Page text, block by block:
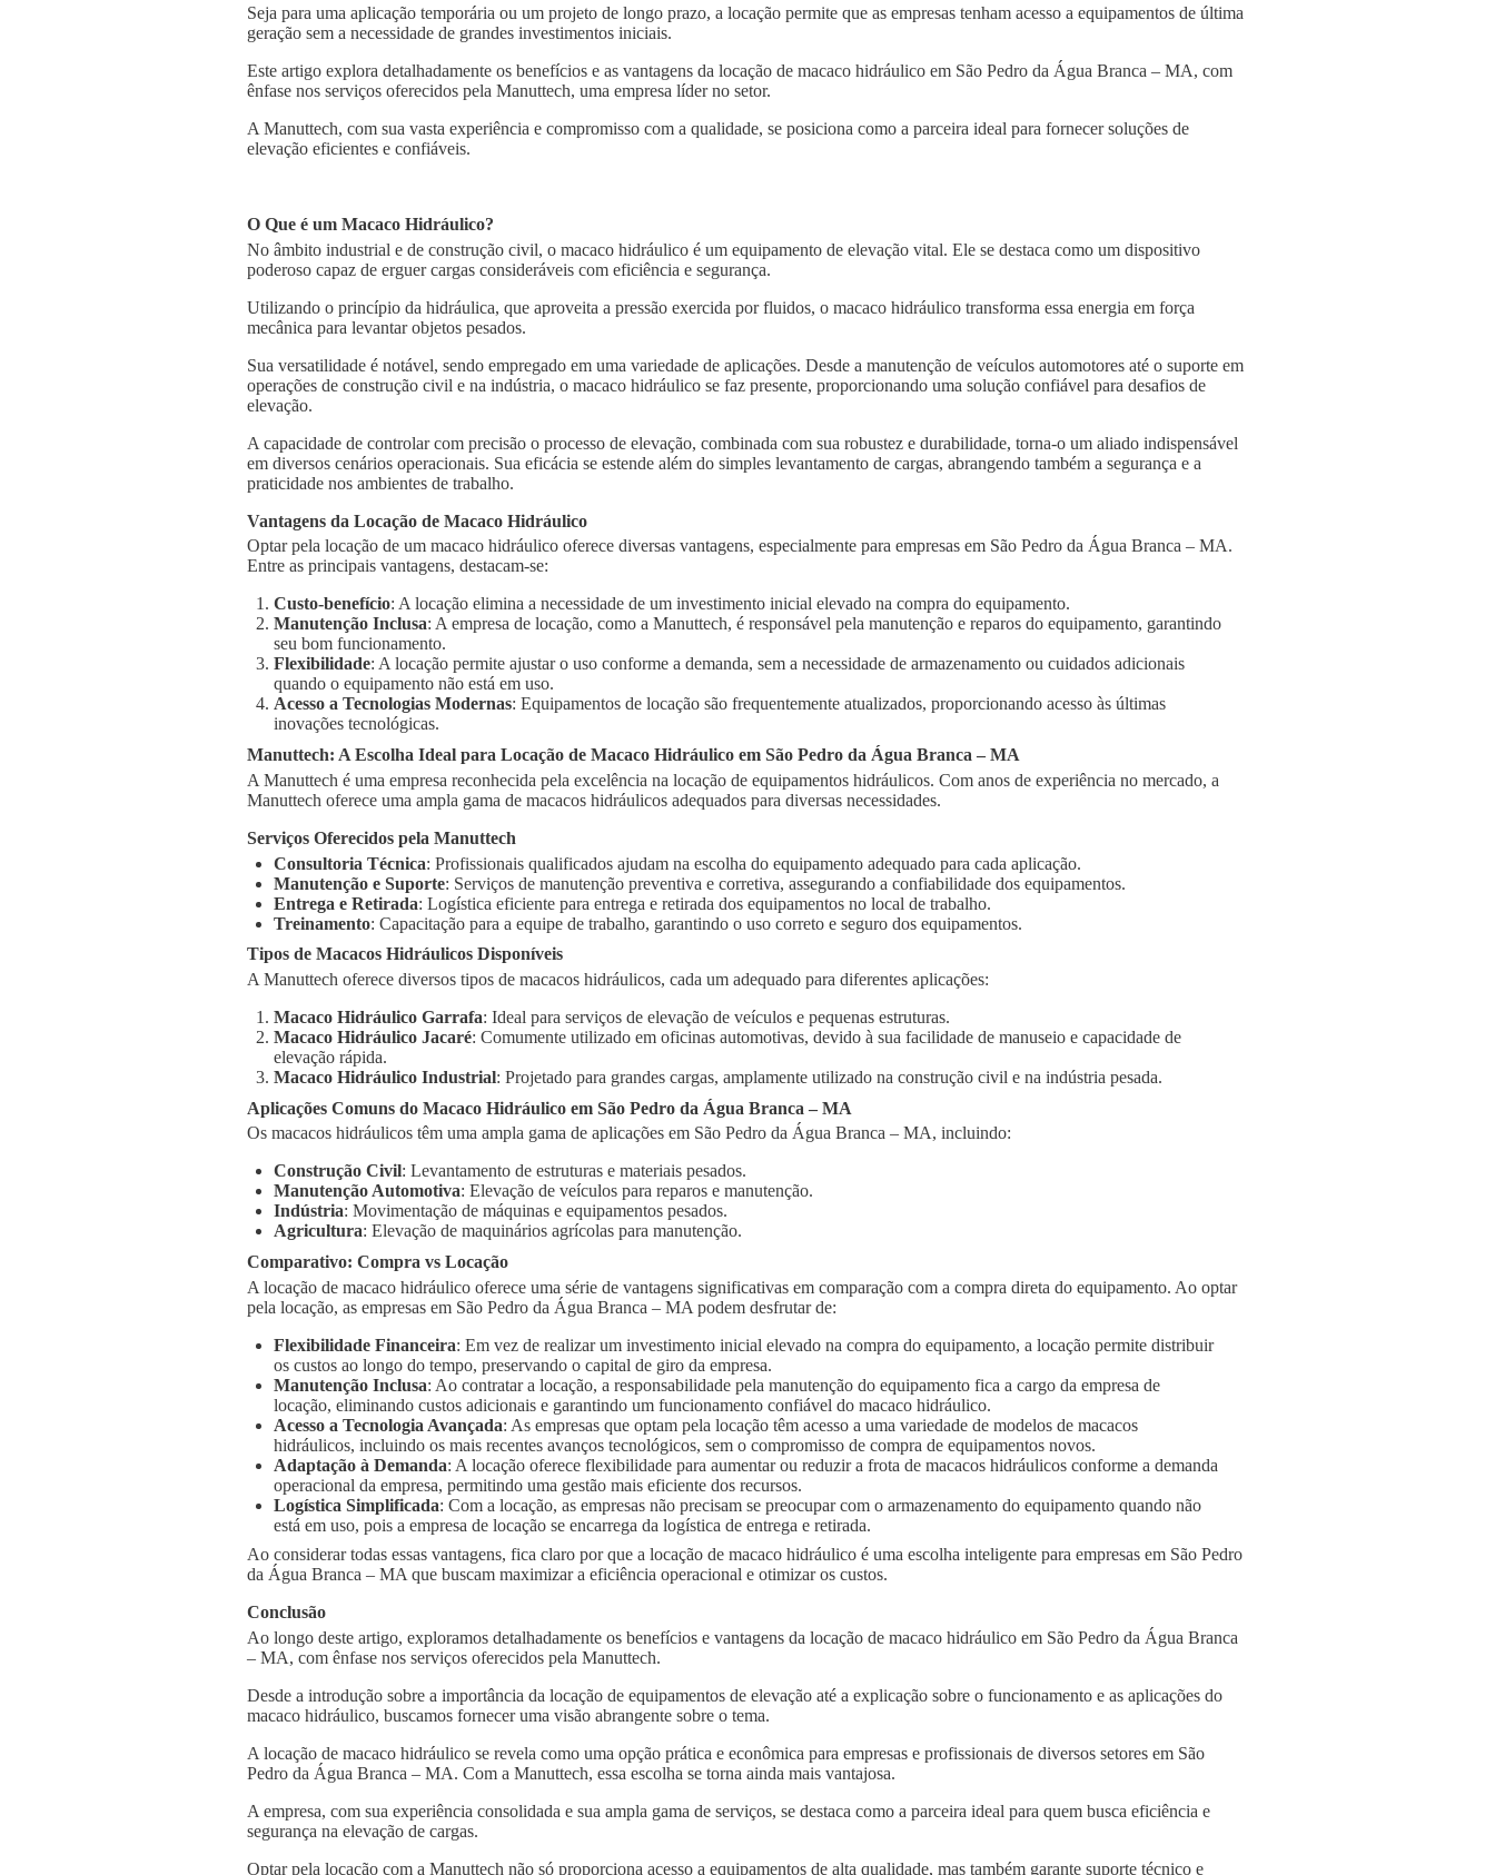
Seja para uma aplicação temporária ou um projeto de longo prazo, a locação permite que as empresas tenham acesso a equipamentos de última
geração sem a necessidade de grandes investimentos iniciais.
Este artigo explora detalhadamente os benefícios e as vantagens da locação de macaco hidráulico em São Pedro da Água Branca – MA, com
ênfase nos serviços oferecidos pela Manuttech, uma empresa líder no setor.
A Manuttech, com sua vasta experiência e compromisso com a qualidade, se posiciona como a parceira ideal para fornecer soluções de
elevação eficientes e confiáveis.
O Que é um Macaco Hidráulico?
No âmbito industrial e de construção civil, o macaco hidráulico é um equipamento de elevação vital. Ele se destaca como um dispositivo
poderoso capaz de erguer cargas consideráveis com eficiência e segurança.
Utilizando o princípio da hidráulica, que aproveita a pressão exercida por fluidos, o macaco hidráulico transforma essa energia em força
mecânica para levantar objetos pesados.
Sua versatilidade é notável, sendo empregado em uma variedade de aplicações. Desde a manutenção de veículos automotores até o suporte em
operações de construção civil e na indústria, o macaco hidráulico se faz presente, proporcionando uma solução confiável para desafios de
elevação.
A capacidade de controlar com precisão o processo de elevação, combinada com sua robustez e durabilidade, torna-o um aliado indispensável
em diversos cenários operacionais. Sua eficácia se estende além do simples levantamento de cargas, abrangendo também a segurança e a
praticidade nos ambientes de trabalho.
Vantagens da Locação de Macaco Hidráulico
Optar pela locação de um macaco hidráulico oferece diversas vantagens, especialmente para empresas em São Pedro da Água Branca – MA.
Entre as principais vantagens, destacam-se:
Custo-benefício: A locação elimina a necessidade de um investimento inicial elevado na compra do equipamento.
Manutenção Inclusa: A empresa de locação, como a Manuttech, é responsável pela manutenção e reparos do equipamento, garantindo
seu bom funcionamento.
Flexibilidade: A locação permite ajustar o uso conforme a demanda, sem a necessidade de armazenamento ou cuidados adicionais
quando o equipamento não está em uso.
Acesso a Tecnologias Modernas: Equipamentos de locação são frequentemente atualizados, proporcionando acesso às últimas
inovações tecnológicas.
Manuttech: A Escolha Ideal para Locação de Macaco Hidráulico em São Pedro da Água Branca – MA
A Manuttech é uma empresa reconhecida pela excelência na locação de equipamentos hidráulicos. Com anos de experiência no mercado, a
Manuttech oferece uma ampla gama de macacos hidráulicos adequados para diversas necessidades.
Serviços Oferecidos pela Manuttech
Consultoria Técnica: Profissionais qualificados ajudam na escolha do equipamento adequado para cada aplicação.
Manutenção e Suporte: Serviços de manutenção preventiva e corretiva, assegurando a confiabilidade dos equipamentos.
Entrega e Retirada: Logística eficiente para entrega e retirada dos equipamentos no local de trabalho.
Treinamento: Capacitação para a equipe de trabalho, garantindo o uso correto e seguro dos equipamentos.
Tipos de Macacos Hidráulicos Disponíveis
A Manuttech oferece diversos tipos de macacos hidráulicos, cada um adequado para diferentes aplicações:
Macaco Hidráulico Garrafa: Ideal para serviços de elevação de veículos e pequenas estruturas.
Macaco Hidráulico Jacaré: Comumente utilizado em oficinas automotivas, devido à sua facilidade de manuseio e capacidade de
elevação rápida.
Macaco Hidráulico Industrial: Projetado para grandes cargas, amplamente utilizado na construção civil e na indústria pesada.
Aplicações Comuns do Macaco Hidráulico em São Pedro da Água Branca – MA
Os macacos hidráulicos têm uma ampla gama de aplicações em São Pedro da Água Branca – MA, incluindo:
Construção Civil: Levantamento de estruturas e materiais pesados.
Manutenção Automotiva: Elevação de veículos para reparos e manutenção.
Indústria: Movimentação de máquinas e equipamentos pesados.
Agricultura: Elevação de maquinários agrícolas para manutenção.
Comparativo: Compra vs Locação
A locação de macaco hidráulico oferece uma série de vantagens significativas em comparação com a compra direta do equipamento. Ao optar
pela locação, as empresas em São Pedro da Água Branca – MA podem desfrutar de:
Flexibilidade Financeira: Em vez de realizar um investimento inicial elevado na compra do equipamento, a locação permite distribuir
os custos ao longo do tempo, preservando o capital de giro da empresa.
Manutenção Inclusa: Ao contratar a locação, a responsabilidade pela manutenção do equipamento fica a cargo da empresa de
locação, eliminando custos adicionais e garantindo um funcionamento confiável do macaco hidráulico.
Acesso a Tecnologia Avançada: As empresas que optam pela locação têm acesso a uma variedade de modelos de macacos
hidráulicos, incluindo os mais recentes avanços tecnológicos, sem o compromisso de compra de equipamentos novos.
Adaptação à Demanda: A locação oferece flexibilidade para aumentar ou reduzir a frota de macacos hidráulicos conforme a demanda
operacional da empresa, permitindo uma gestão mais eficiente dos recursos.
Logística Simplificada: Com a locação, as empresas não precisam se preocupar com o armazenamento do equipamento quando não
está em uso, pois a empresa de locação se encarrega da logística de entrega e retirada.
Ao considerar todas essas vantagens, fica claro por que a locação de macaco hidráulico é uma escolha inteligente para empresas em São Pedro
da Água Branca – MA que buscam maximizar a eficiência operacional e otimizar os custos.
Conclusão
Ao longo deste artigo, exploramos detalhadamente os benefícios e vantagens da locação de macaco hidráulico em São Pedro da Água Branca
– MA, com ênfase nos serviços oferecidos pela Manuttech.
Desde a introdução sobre a importância da locação de equipamentos de elevação até a explicação sobre o funcionamento e as aplicações do
macaco hidráulico, buscamos fornecer uma visão abrangente sobre o tema.
A locação de macaco hidráulico se revela como uma opção prática e econômica para empresas e profissionais de diversos setores em São
Pedro da Água Branca – MA. Com a Manuttech, essa escolha se torna ainda mais vantajosa.
A empresa, com sua experiência consolidada e sua ampla gama de serviços, se destaca como a parceira ideal para quem busca eficiência e
segurança na elevação de cargas.
Optar pela locação com a Manuttech não só proporciona acesso a equipamentos de alta qualidade, mas também garante suporte técnico e